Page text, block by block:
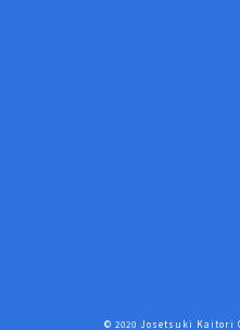
© 2020 Josetsuki Kaitori